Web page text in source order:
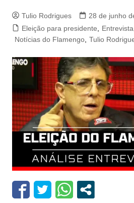
Tulio Rodrigues
28 de junho
Eleição para presidente
Entrevista
Notícias do Flamengo, Tulio